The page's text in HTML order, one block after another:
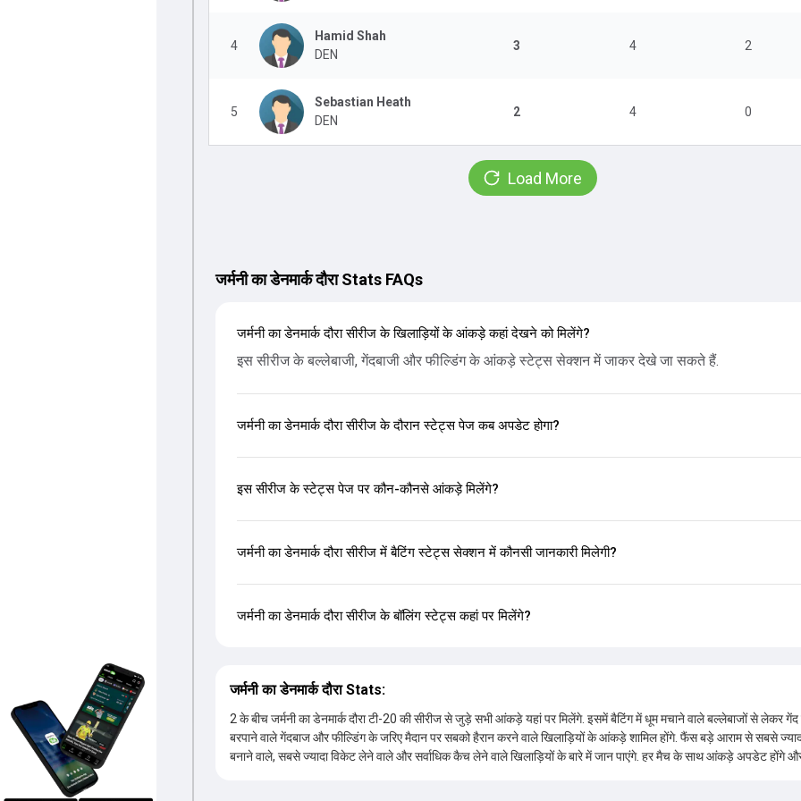
4
Hamid Shah
DEN
3 4 2
5
Sebastian Heath
DEN
2 4 0
Load More
जर्मनी का डेनमार्क दौरा Stats FAQs
जर्मनी का डेनमार्क दौरा सीरीज के खिलाड़ियों के आंकड़े कहां देखने को मिलेंगे?
इस सीरीज के बल्लेबाजी, गेंदबाजी और फील्डिंग के आंकड़े स्टेट्स सेक्शन में जाकर देखे जा सकते हैं.
जर्मनी का डेनमार्क दौरा सीरीज के दौरान स्टेट्स पेज कब अपडेट होगा?
इस सीरीज के स्टेट्स पेज पर कौन-कौनसे आंकड़े मिलेंगे?
जर्मनी का डेनमार्क दौरा सीरीज में बैटिंग स्टेट्स सेक्शन में कौनसी जानकारी मिलेगी?
जर्मनी का डेनमार्क दौरा सीरीज के बॉलिंग स्टेट्स कहां पर मिलेंगे?
जर्मनी का डेनमार्क दौरा Stats:
2 के बीच जर्मनी का डेनमार्क दौरा टी-20 की सीरीज से जुड़े सभी आंकड़े यहां पर मिलेंगे. इसमें बैटिंग में धूम मचाने वाले बल्लेबाजों से लेकर
बरपाने वाले गेंदबाज और फील्डिंग के जरिए मैदान पर सबको हैरान करने वाले खिलाड़ियों के आंकड़े शामिल होंगे. फैंस बड़े आराम से सबसे
बनाने वाले, सबसे ज्यादा विकेट लेने वाले और सर्वाधिक कैच लेने वाले खिलाड़ियों के बारे में जान पाएंगे. हर मैच के साथ आंकड़े अपडेट होंगे